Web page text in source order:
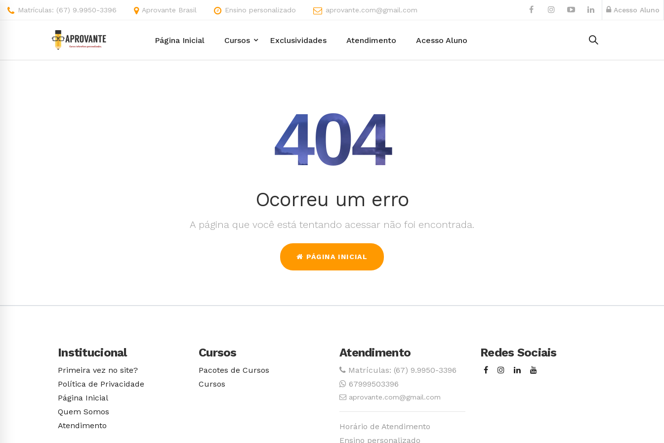
Matrículas: (67) 9.9950-3396 Aprovante Brasil Ensino personalizado aprovante.com@gmail.com Acesso Aluno
Página Inicial Cursos Exclusividades Atendimento Acesso Aluno
404
Ocorreu um erro
A página que você está tentando acessar não foi encontrada.
PÁGINA INICIAL
Institucional
Primeira vez no site?
Política de Privacidade
Página Inicial
Quem Somos
Atendimento
Cursos
Pacotes de Cursos
Cursos
Atendimento
Matrículas: (67) 9.9950-3396
67999503396
aprovante.com@gmail.com
Horário de Atendimento
Ensino personalizado
Redes Sociais